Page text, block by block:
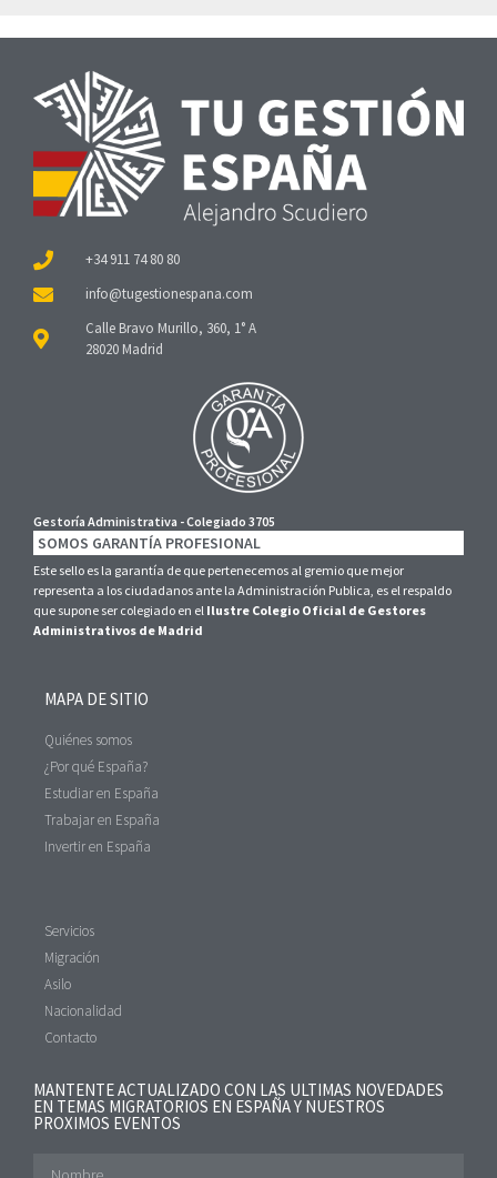
+34 911 74 80 80
Calle Bravo Murillo, 360, 1° A
28020 Madrid
Gestoría Administrativa - Colegiado 3705
SOMOS GARANTÍA PROFESIONAL
Este sello es la garantía de que pertenecemos al gremio que mejor
representa a los ciudadanos ante la Administración Publica, es el respaldo
que supone ser colegiado en el Ilustre Colegio Oficial de Gestores
Administrativos de Madrid
MAPA DE SITIO
Quiénes somos
¿Por qué España?
Estudiar en España
Trabajar en España
Invertir en España
Servicios
Migración
Asilo
Nacionalidad
Contacto
MANTENTE ACTUALIZADO CON LAS ULTIMAS NOVEDADES
EN TEMAS MIGRATORIOS EN ESPAÑA Y NUESTROS
PROXIMOS EVENTOS